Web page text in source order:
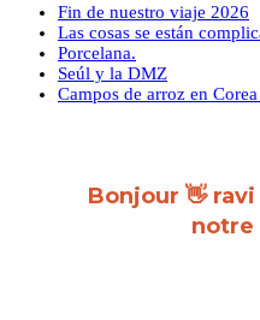
Fin de nuestro viaje 2026
Las cosas se están
Porcelana.
Seúl y la DMZ
Campos de arroz en
Bonjour 👋
notre